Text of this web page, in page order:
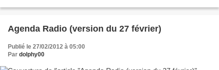
Agenda Radio (version du 27 février)
Publié le 27/02/2012 à 05:00
Par dolphy00